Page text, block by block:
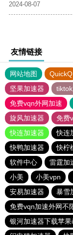
2024-08-07
友情链接
网站地图 QuickQ
坚果加速器
免费vqn外网加速
旋风加速器
免费
快连加速器
快连
快鸭加速器
快柠
软件中心
雷霆加
小美
小美vpn
安易加速器
暴雪
免费vqn加速外网不
银河加速器下载苹果